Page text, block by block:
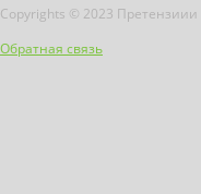
Copyrights © 2023
Обратная связь